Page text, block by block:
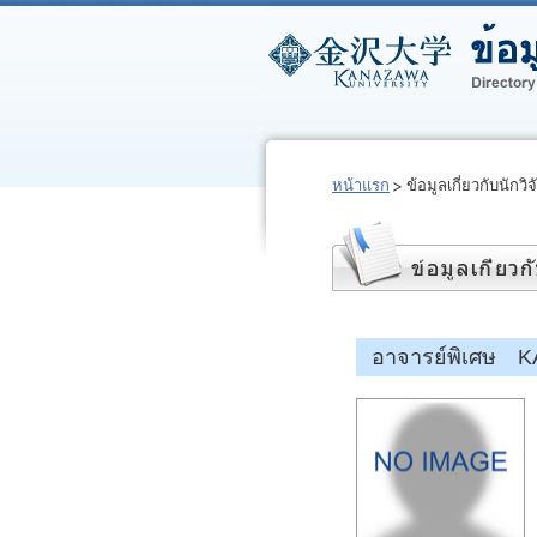
หน้าแรก ข้อมูลเกี่ยวกับนักวิ
อาจารย์พิเศษ